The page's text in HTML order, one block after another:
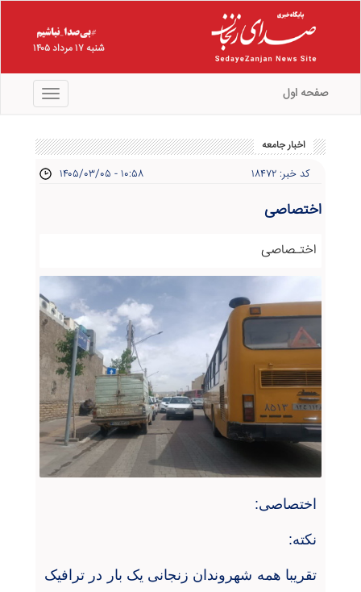
شنبه ۱۷ مرداد ۱۴۰۵
منو صفحه اول
اخبار جامعه
کد خبر: ۱۸۴۷۲ ۱۴۰۵/۰۳/۰۵ - ۱۰:۵۸
اختصاصی
اختـصاصی
اختصاصی:
نکته:
تقریبا همه شهروندان زنجانی یک بار در ترافیک